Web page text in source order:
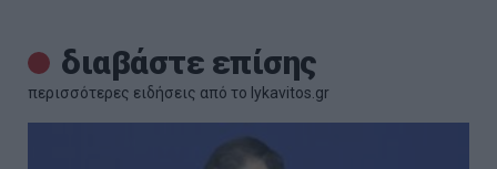
διαβάστε επίσης
περισσότερες ειδήσεις από το lykavitos.gr